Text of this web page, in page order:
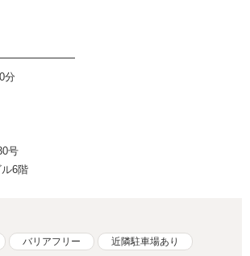
分
号
6階
バリアフリー
近隣駐車場あり